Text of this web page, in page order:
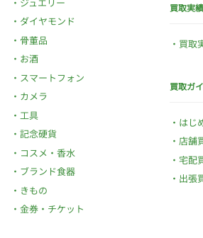
ダイヤモンド
骨董品
お酒
スマートフォン
カメラ
工具
記念硬貨
コスメ・香水
ブランド食器
きもの
金券・チケット
買取実績
買取
買取ガ
はじ
店舗
宅配
出張